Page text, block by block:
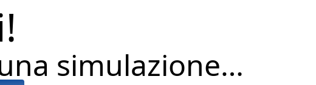
simulazione…